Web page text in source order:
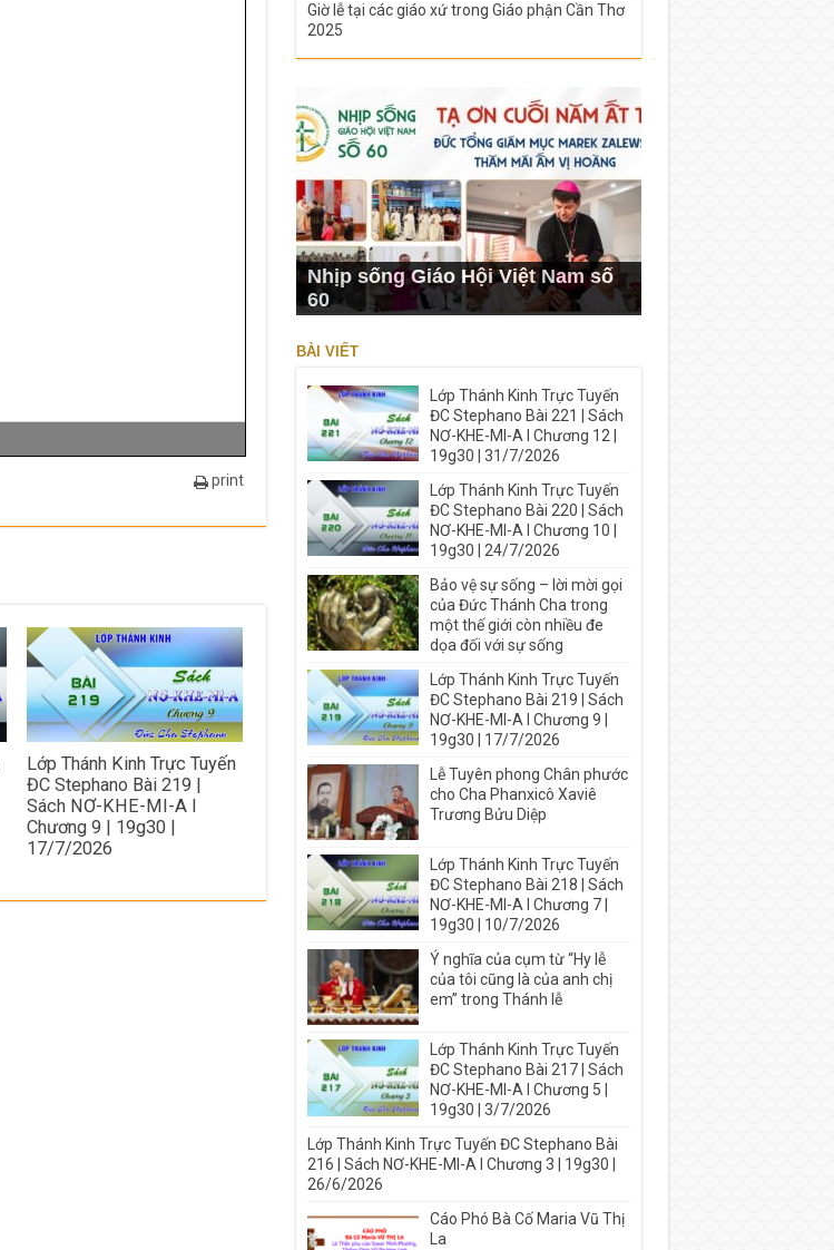
print
Lớp Thánh Kinh Trực Tuyến
ĐC Stephano Bài 219 |
Sách NƠ-KHE-MI-A I
Chương 9 | 19g30 |
17/7/2026
Giờ lễ tại các giáo xứ trong Giáo phận Cần Thơ
2025
Nhịp sống Giáo Hội Việt Nam số
60
BÀI VIẾT
Lớp Thánh Kinh Trực Tuyến
ĐC Stephano Bài 221 | Sách
NƠ-KHE-MI-A I Chương 12 |
19g30 | 31/7/2026
Lớp Thánh Kinh Trực Tuyến
ĐC Stephano Bài 220 | Sách
NƠ-KHE-MI-A I Chương 10 |
19g30 | 24/7/2026
Bảo vệ sự sống – lời mời gọi
của Đức Thánh Cha trong
một thế giới còn nhiều đe
dọa đối với sự sống
Lớp Thánh Kinh Trực Tuyến
ĐC Stephano Bài 219 | Sách
NƠ-KHE-MI-A I Chương 9 |
19g30 | 17/7/2026
Lễ Tuyên phong Chân phước
cho Cha Phanxicô Xaviê
Trương Bửu Diệp
Lớp Thánh Kinh Trực Tuyến
ĐC Stephano Bài 218 | Sách
NƠ-KHE-MI-A I Chương 7 |
19g30 | 10/7/2026
Ý nghĩa của cụm từ “Hy lễ
của tôi cũng là của anh chị
em” trong Thánh lễ
Lớp Thánh Kinh Trực Tuyến
ĐC Stephano Bài 217 | Sách
NƠ-KHE-MI-A I Chương 5 |
19g30 | 3/7/2026
Lớp Thánh Kinh Trực Tuyến ĐC Stephano Bài
216 | Sách NƠ-KHE-MI-A I Chương 3 | 19g30 |
26/6/2026
Cáo Phó Bà Cố Maria Vũ Thị
La